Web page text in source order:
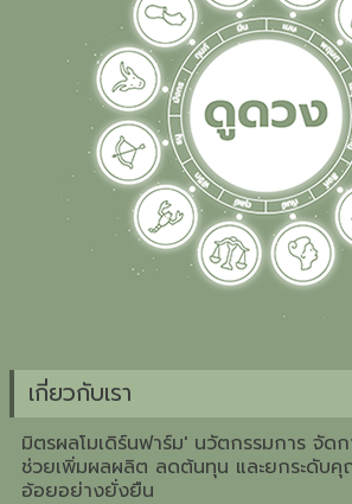
เกี่ยวกับเรา
มิตรผลโมเดิร์นฟาร์ม' นวัตกรรมการ จัด
ช่วยเพิ่มผลผลิต ลดต้นทุน และยกระดับ
อ้อยอย่างยั่งยืน